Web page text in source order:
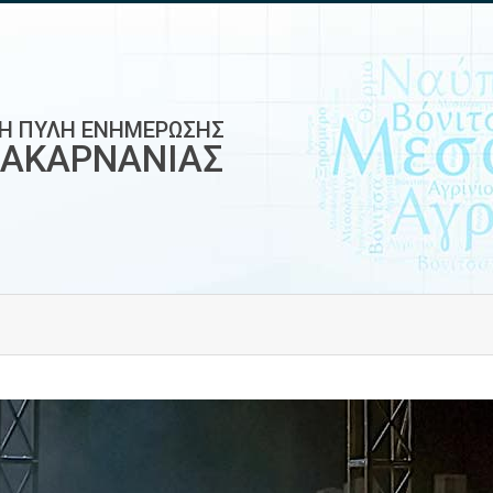
ΠΥΛΗ ΕΝΗΜΕΡΩΣΗΣ